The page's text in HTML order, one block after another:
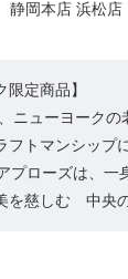
静岡本店 浜松店
限定商品】
ニューヨークの
フトマンシップ
プローズは、一
を慈しむ 中央